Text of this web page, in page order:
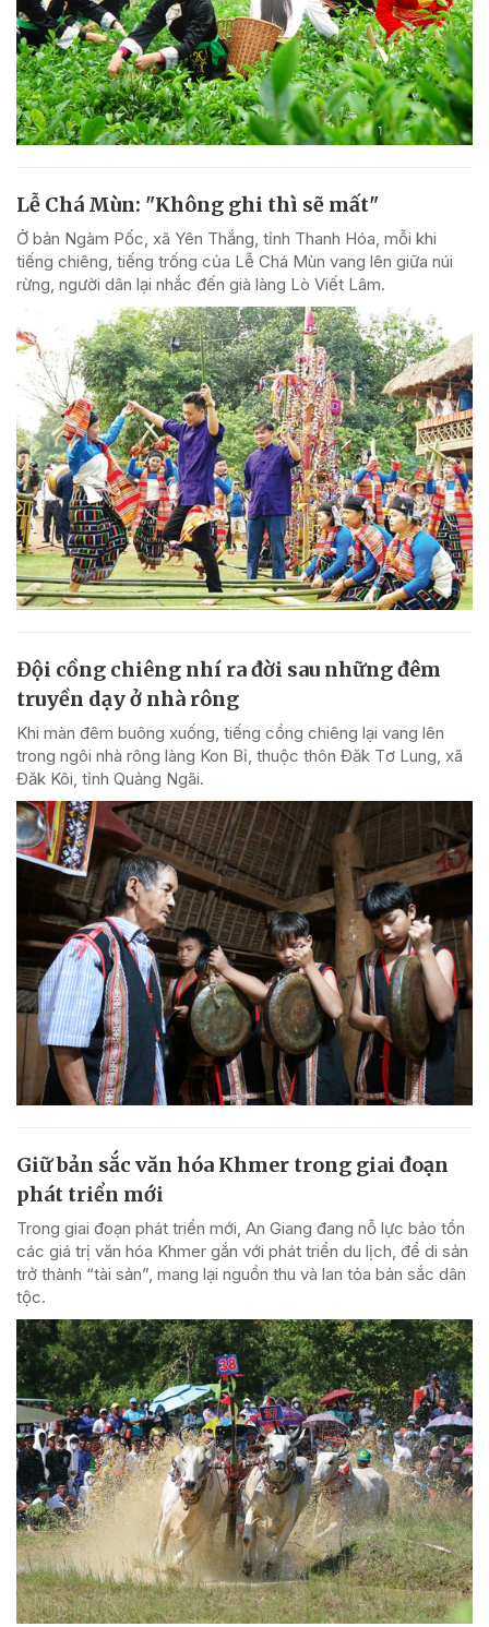
Lễ Chá Mùn: "Không ghi thì sẽ mất"
Ở bản Ngàm Pốc, xã Yên Thắng, tỉnh Thanh Hóa, mỗi khi
tiếng chiêng, tiếng trống của Lễ Chá Mùn vang lên giữa núi
rừng, người dân lại nhắc đến già làng Lò Viết Lâm.
Đội cồng chiêng nhí ra đời sau những đêm
truyền dạy ở nhà rông
Khi màn đêm buông xuống, tiếng cồng chiêng lại vang lên
trong ngôi nhà rông làng Kon Bỉ, thuộc thôn Đăk Tơ Lung, xã
Đăk Kôi, tỉnh Quảng Ngãi.
Giữ bản sắc văn hóa Khmer trong giai đoạn
phát triển mới
Trong giai đoạn phát triển mới, An Giang đang nỗ lực bảo tồn
các giá trị văn hóa Khmer gắn với phát triển du lịch, để di sản
trở thành “tài sản”, mang lại nguồn thu và lan tỏa bản sắc dân
tộc.